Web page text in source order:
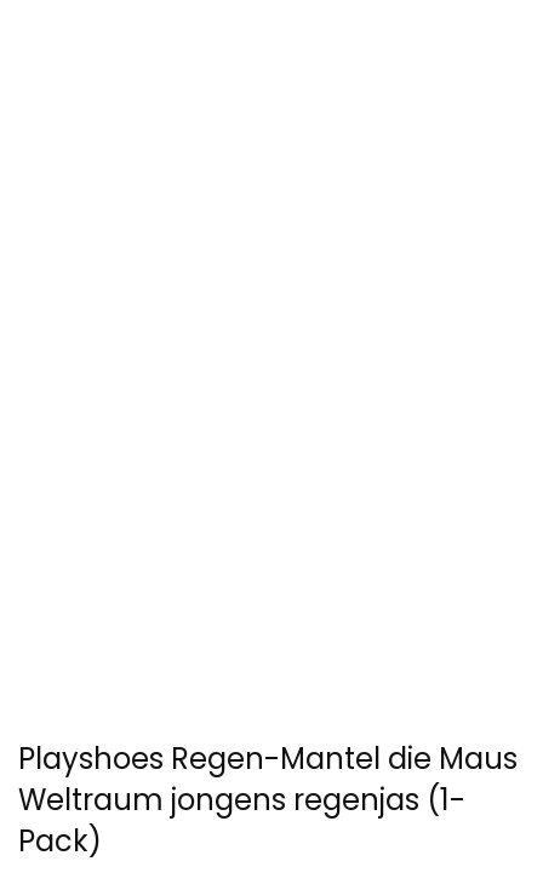
Playshoes Regen-Mantel die Maus
Weltraum jongens regenjas (1-
Pack)